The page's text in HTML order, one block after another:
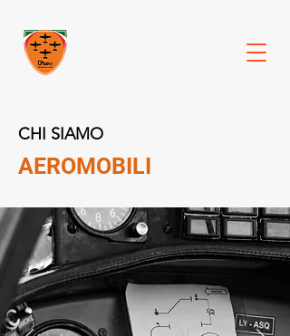
CHI SIAMO
AEROMOBILI